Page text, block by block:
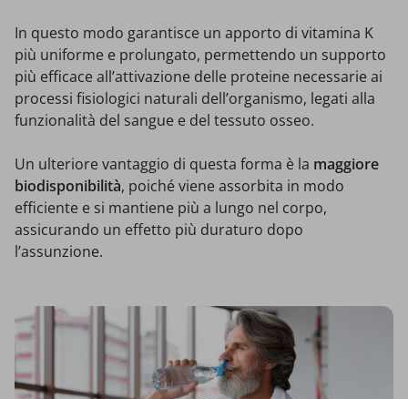
In questo modo garantisce un apporto di vitamina K
più uniforme e prolungato, permettendo un supporto
più efficace all’attivazione delle proteine necessarie ai
processi fisiologici naturali dell’organismo, legati alla
funzionalità del sangue e del tessuto osseo.
Un ulteriore vantaggio di questa forma è la maggiore
biodisponibilità, poiché viene assorbita in modo
efficiente e si mantiene più a lungo nel corpo,
assicurando un effetto più duraturo dopo
l’assunzione.